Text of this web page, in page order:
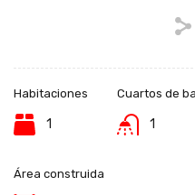
Habitaciones
1
Cuartos de
1
Área construida